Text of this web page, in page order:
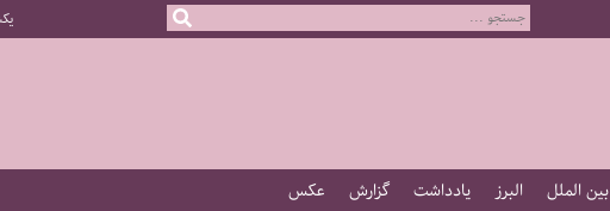
بین الملل البرز یادداشت گزارش عکس